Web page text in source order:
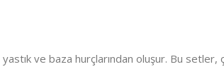
ve baza hurçlarından oluşur. Bu setler,